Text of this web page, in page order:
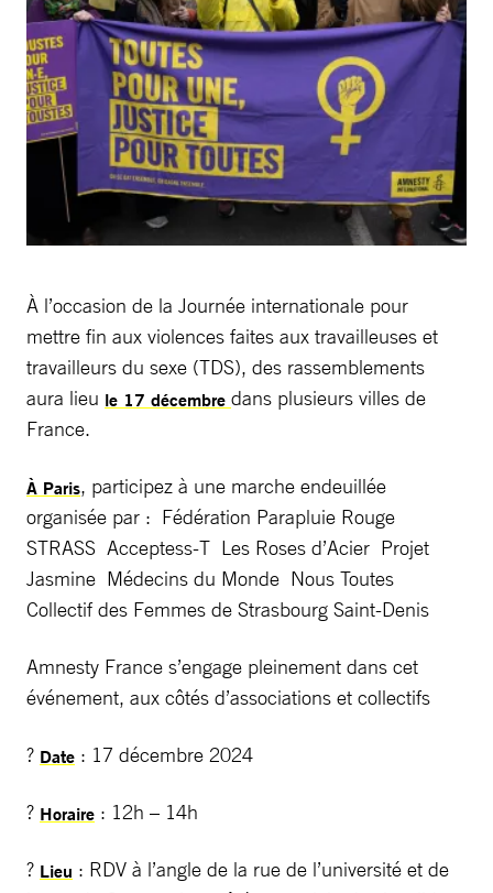
À l’occasion de la Journée internationale pour
mettre fin aux violences faites aux travailleuses et
travailleurs du sexe (TDS), des rassemblements
aura lieu le 17 décembre dans plusieurs villes de
France.
À Paris, participez à une marche endeuillée
organisée par : Fédération Parapluie Rouge
STRASS Acceptess-T Les Roses d’Acier Projet
Jasmine Médecins du Monde Nous Toutes
Collectif des Femmes de Strasbourg Saint-Denis
Amnesty France s’engage pleinement dans cet
événement, aux côtés d’associations et collectifs
? Date : 17 décembre 2024
? Horaire : 12h – 14h
? Lieu : RDV à l’angle de la rue de l’université et de